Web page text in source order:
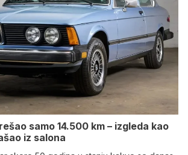
samo 14.500 km – izgleda kao
iz salona